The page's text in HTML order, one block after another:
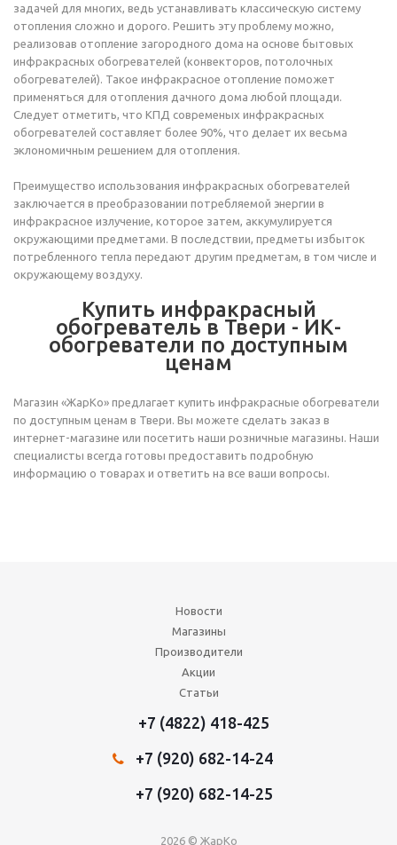
задачей для многих, ведь устанавливать классическую систему
отопления сложно и дорого. Решить эту проблему можно,
реализовав отопление загородного дома на основе бытовых
инфракрасных обогревателей (конвекторов, потолочных
обогревателей). Такое инфракрасное отопление поможет
применяться для отопления дачного дома любой площади.
Следует отметить, что КПД современых инфракрасных
обогревателей составляет более 90%, что делает их весьма
эклономичным решением для отопления.
Преимущество использования инфракрасных обогревателей
заключается в преобразовании потребляемой энергии в
инфракрасное излучение, которое затем, аккумулируется
окружающими предметами. В последствии, предметы избыток
потребленного тепла передают другим предметам, в том числе и
окружающему воздуху.
Купить инфракрасный
обогреватель в Твери - ИК-
обогреватели по доступным
ценам
Магазин «ЖарКо» предлагает купить инфракрасные обогреватели
по доступным ценам в Твери. Вы можете сделать заказ в
интернет-магазине или посетить наши розничные магазины. Наши
специалисты всегда готовы предоставить подробную
информацию о товарах и ответить на все ваши вопросы.
Новости
Магазины
Производители
Акции
Статьи
+7 (4822) 418-425
+7 (920) 682-14-24
+7 (920) 682-14-25
2026 © ЖарКо